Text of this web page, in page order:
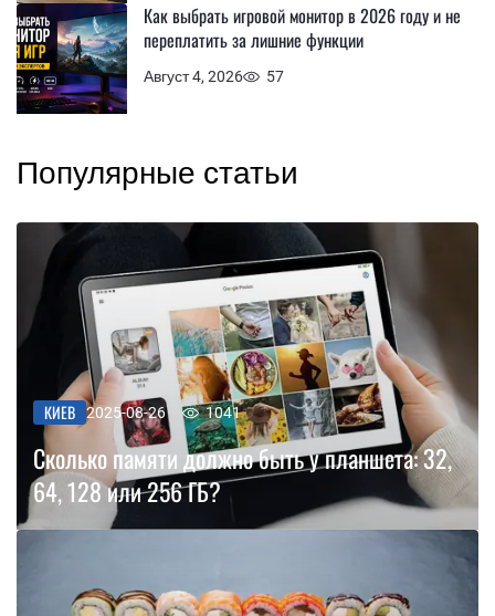
Август 4, 2026 57
Как выбрать игровой монитор в 2026 году и не
переплатить за лишние функции
Популярные статьи
КИЕВ 2025-08-26 1041
Сколько памяти должно быть у планшета: 32,
64, 128 или 256 ГБ?